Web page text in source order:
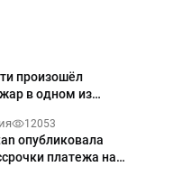
произошёл
в одном из
12053
опубликовала
платежа на